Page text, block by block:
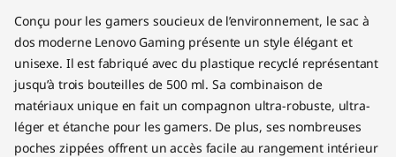
Conçu pour les gamers soucieux de l’environnement, le sac à
dos moderne Lenovo Gaming présente un style élégant et
unisexe. Il est fabriqué avec du plastique recyclé représentant
jusqu’à trois bouteilles de 500 ml. Sa combinaison de
matériaux unique en fait un compagnon ultra-robuste, ultra-
léger et étanche pour les gamers. De plus, ses nombreuses
poches zippées offrent un accès facile au rangement intérieur